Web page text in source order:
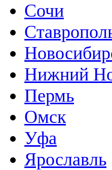
Сочи
Нижний
Пермь
Омск
Уфа
Ярославль